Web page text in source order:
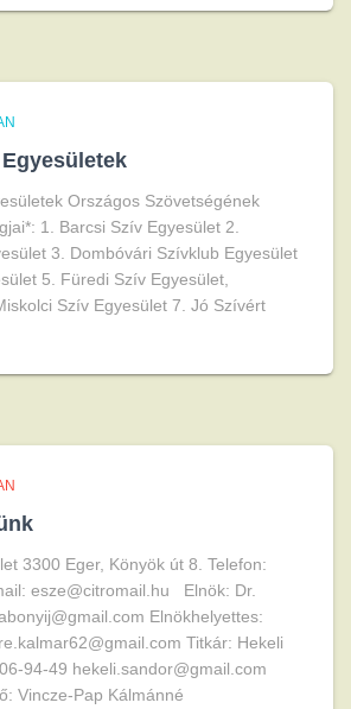
Országos Szövetségének
1. Barcsi Szív Egyesület 2.
3. Dombóvári Szívklub Egyesület
5. Füredi Szív Egyesület,
Szív Egyesület 7. Jó Szívért
3300 Eger, Könyök út 8. Telefon:
esze@citromail.hu Elnök: Dr.
Elnökhelyettes:
Titkár: Hekeli
94-49 hekeli.sandor@gmail.com
Vincze-Pap Kálmánné